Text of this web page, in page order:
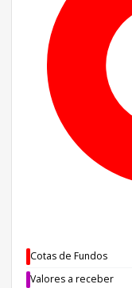
Cotas de Fundos
Valores a receber